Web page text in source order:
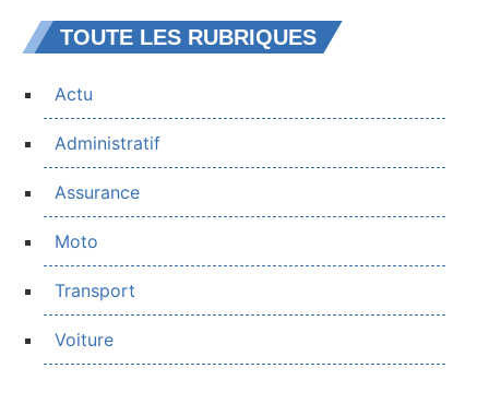
TOUTE LES RUBRIQUES
Actu
Administratif
Assurance
Moto
Transport
Voiture